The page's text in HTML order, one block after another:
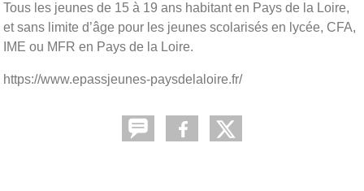
Tous les jeunes de 15 à 19 ans habitant en Pays de la Loire,
et sans limite d’âge pour les jeunes scolarisés en lycée, CFA,
IME ou MFR en Pays de la Loire.
https://www.epassjeunes-paysdelaloire.fr/